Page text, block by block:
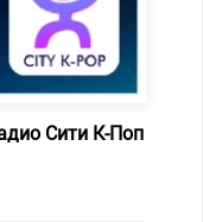
Сити К-Поп